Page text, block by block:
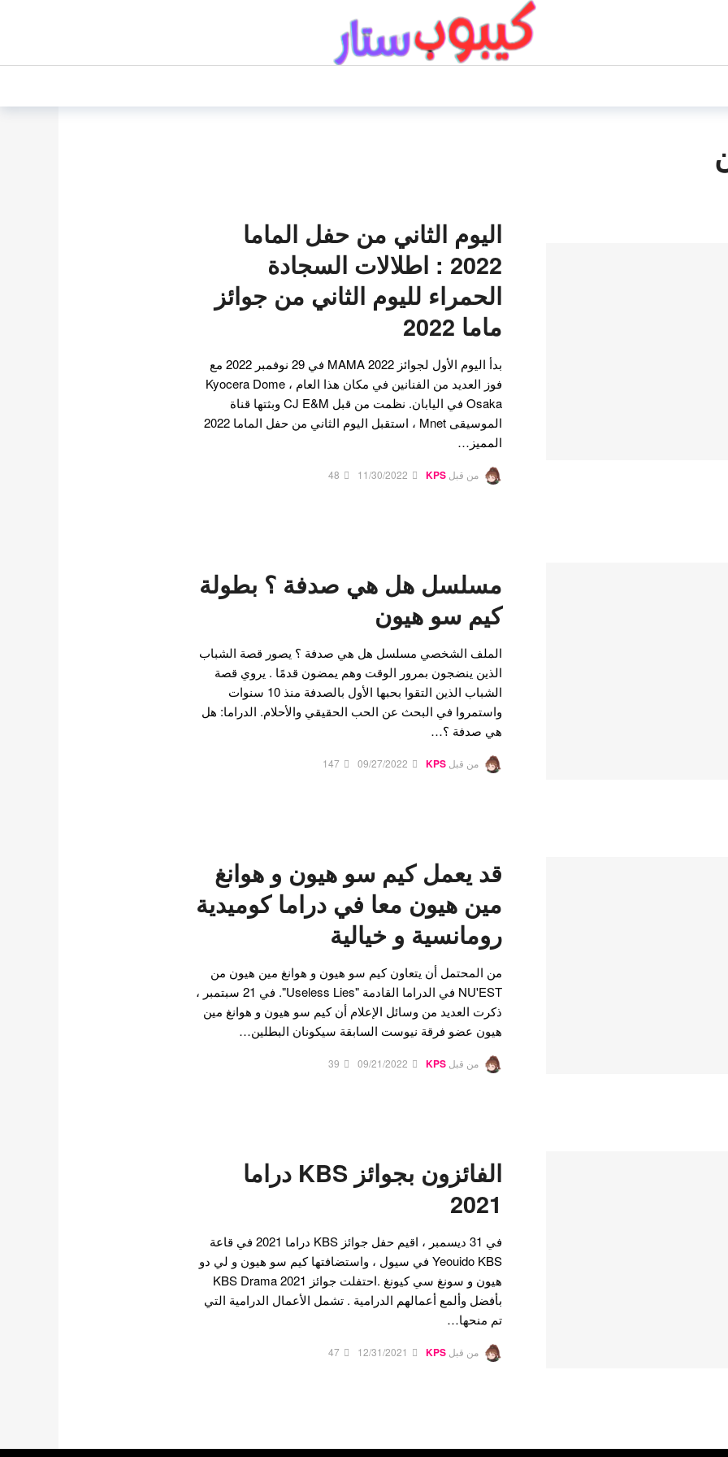
اليوم الثاني من حفل الماما
2022 : اطلالات السجادة
الحمراء لليوم الثاني من جوائز
ماما 2022
بدأ اليوم الأول لجوائز MAMA 2022 في 29 نوفمبر 2022 مع
فوز العديد من الفنانين في مكان هذا العام ، Kyocera Dome
Osaka في اليابان. نظمت من قبل CJ E&M وبثتها قناة
الموسيقى Mnet ، استقبل اليوم الثاني من حفل الماما 2022
المميز…
من قبل KPS
11/30/2022
48
مسلسل هل هي صدفة ؟ بطولة
كيم سو هيون
الملف الشخصي مسلسل هل هي صدفة ؟ يصور قصة الشباب
الذين ينضجون بمرور الوقت وهم يمضون قدمًا . يروي قصة
الشباب الذين التقوا بحبها الأول بالصدفة منذ 10 سنوات
واستمروا في البحث عن الحب الحقيقي والأحلام. الدراما: هل
هي صدفة ؟…
من قبل KPS
09/27/2022
147
قد يعمل كيم سو هيون و هوانغ
مين هيون معا في دراما كوميدية
رومانسية و خيالية
من المحتمل أن يتعاون كيم سو هيون و هوانغ مين هيون من
NU'EST في الدراما القادمة "Useless Lies". في 21 سبتمبر ،
ذكرت العديد من وسائل الإعلام أن كيم سو هيون و هوانغ مين
هيون عضو فرقة نيوست السابقة سيكونان البطلين…
من قبل KPS
09/21/2022
39
الفائزون بجوائز KBS دراما
2021
في 31 ديسمبر ، اقيم حفل جوائز KBS دراما 2021 في قاعة
Yeouido KBS في سيول ، واستضافتها كيم سو هيون و لي دو
هيون و سونغ سي كيونغ .احتفلت جوائز 2021 KBS Drama
بأفضل وألمع أعمالهم الدرامية . تشمل الأعمال الدرامية التي
تم منحها…
من قبل KPS
12/31/2021
47